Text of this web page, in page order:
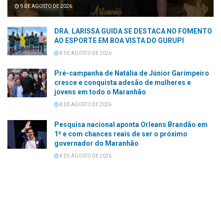
9 DE AGOSTO DE 2026
DRA. LARISSA GUIDA SE DESTACA NO FOMENTO
AO ESPORTE EM BOA VISTA DO GURUPI
8 DE AGOSTO DE 2026
Pré-campanha de Natália de Júnior Garimpeiro
cresce e conquista adesão de mulheres e
jovens em todo o Maranhão
8 DE AGOSTO DE 2026
Pesquisa nacional aponta Orleans Brandão em
1⁰ e com chances reais de ser o próximo
governador do Maranhão
8 DE AGOSTO DE 2026